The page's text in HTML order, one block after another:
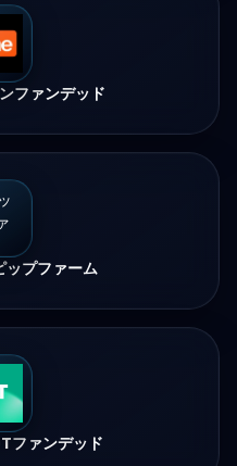
ファンデッド
ップファーム
ファンデッド